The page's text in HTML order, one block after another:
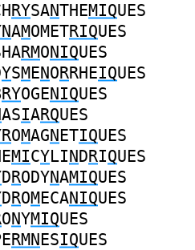
RYSANTHEMIQUES
AMOMETRIQUES
RMONIQUES
YSMENORRHEIQUES
RYOGENIQUES
ASIARQUES
OMAGNETIQUES
MICYLINDRIQUES
DRODYNAMIQUES
DROMECANIQUES
ONYMIQUES
RMNESIQUES